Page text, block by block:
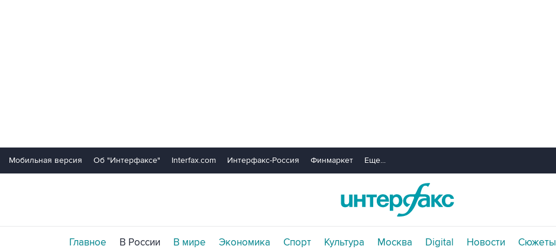
Мобильная версия Об "Интерфаксе" Interfax.com Интерфакс-Россия Финмаркет Еще...
Главное В России В мире Экономика Спорт Культура Москва Digital Новости Сюжеты